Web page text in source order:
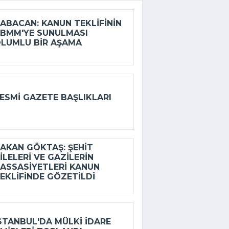
KANUN TEKLIFININ
SUNULMASI
BIR AŞAMA
GAZETE BAŞLIKLARI
GÖKTAŞ: ŞEHIT
VE GAZILERIN
KANUN
GÖZETILDI
MÜLKI IDARE